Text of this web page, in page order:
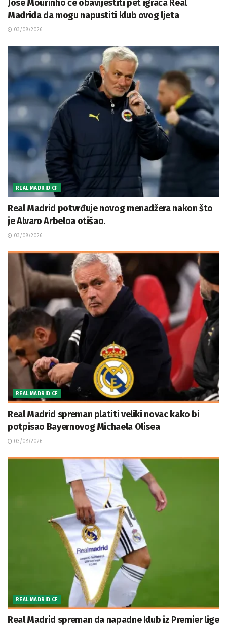
Jose Mourinho će obavijestiti pet igrača Real
Madrida da mogu napustiti klub ovog ljeta
03/08/2026
REAL MADRID CF
Real Madrid potvrđuje novog menadžera nakon što
je Alvaro Arbeloa otišao.
03/08/2026
REAL MADRID CF
Real Madrid spreman platiti veliki novac kako bi
potpisao Bayernovog Michaela Olisea
03/08/2026
REAL MADRID CF
Real Madrid spreman da napadne klub iz Premier lige